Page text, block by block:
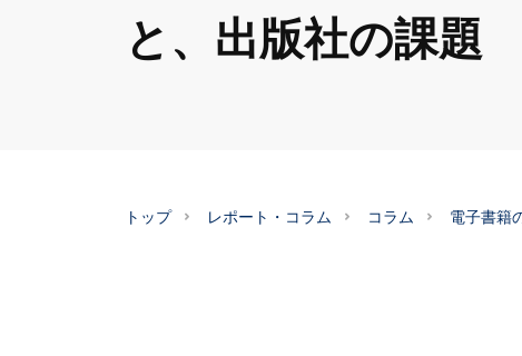
と、出版社の課題
トップ レポート・コラム コラム 電子書籍